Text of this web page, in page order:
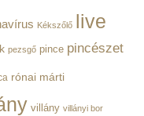
Kékszőlő live
pezsgő pince pincészet
rónai márti
villány villányi bor